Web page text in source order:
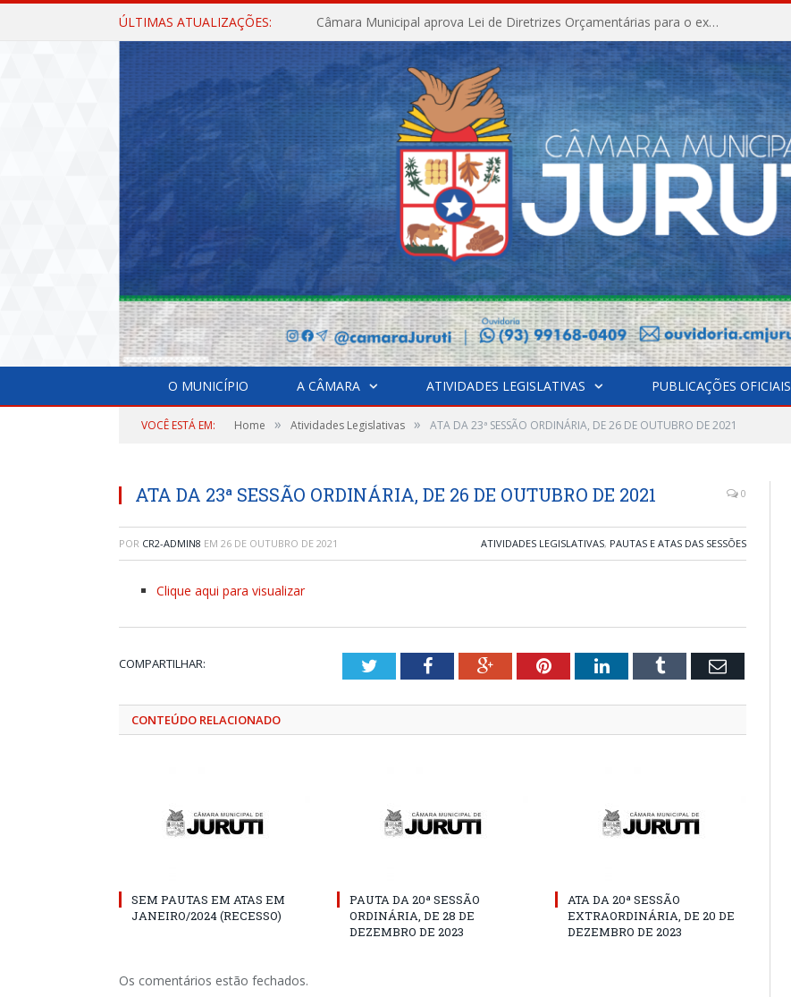
ÚLTIMAS ATUALIZAÇÕES: Câmara Municipal aprova Lei de Diretrizes Orçamentárias para o exercício financeiro de 2027
O MUNICÍPIO A CÂMARA ATIVIDADES LEGISLATIVAS PUBLICAÇÕES OFICIAIS
VOCÊ ESTÁ EM: Home » Atividades Legislativas » ATA DA 23ª SESSÃO ORDINÁRIA, DE 26 DE OUTUBRO DE 2021
ATA DA 23ª SESSÃO ORDINÁRIA, DE 26 DE OUTUBRO DE 2021 0
POR CR2-ADMIN8 EM 26 DE OUTUBRO DE 2021 ATIVIDADES LEGISLATIVAS, PAUTAS E ATAS DAS SESSÕES
Clique aqui para visualizar
COMPARTILHAR: TwitterFacebookGoogle+PinterestLinkedInTumblr Email
CONTEÚDO RELACIONADO
SEM PAUTAS EM ATAS EM
JANEIRO/2024 (RECESSO)
PAUTA DA 20ª SESSÃO
ORDINÁRIA, DE 28 DE
DEZEMBRO DE 2023
ATA DA 20ª SESSÃO
EXTRAORDINÁRIA, DE 20 DE
DEZEMBRO DE 2023
Os comentários estão fechados.